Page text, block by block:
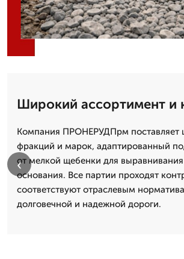
Широкий ассортимент и
Компания ПРОНЕРУДПрм поставляет
фракций и марок, адаптированный
от мелкой щебенки для
основания. Все партии проходят
соответствуют отраслевым
долговечной и надежной дороги.
‹